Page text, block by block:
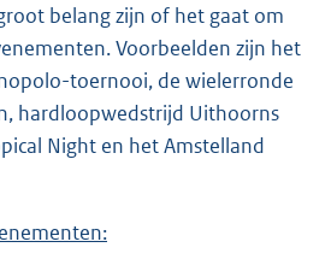
belang zijn of het gaat om
Voorbeelden zijn het
toernooi, de wielerronde
hardloopwedstrijd Uithoorns
Night en het Amstelland